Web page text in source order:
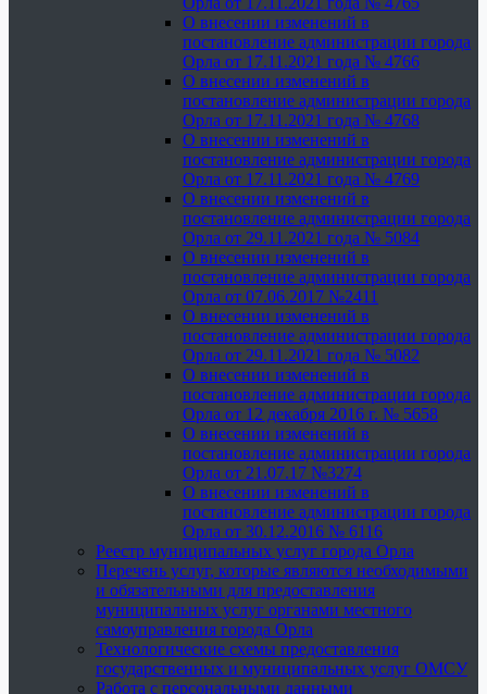
О внесении изменений в
постановление администрации города
Орла от 17.11.2021 года № 4766
О внесении изменений в
постановление администрации города
Орла от 17.11.2021 года № 4768
О внесении изменений в
постановление администрации города
Орла от 17.11.2021 года № 4769
О внесении изменений в
постановление администрации города
Орла от 29.11.2021 года № 5084
О внесении изменений в
постановление администрации города
Орла от 07.06.2017 №2411
О внесении изменений в
постановление администрации города
Орла от 29.11.2021 года № 5082
О внесении изменений в
постановление администрации города
Орла от 12 декабря 2016 г. № 5658
О внесении изменений в
постановление администрации города
Орла от 21.07.17 №3274
О внесении изменений в
постановление администрации города
Орла от 30.12.2016 № 6116
Реестр муниципальных услуг города Орла
Перечень услуг, которые являются необходимыми
и обязательными для предоставления
муниципальных услуг органами местного
самоуправления города Орла
Технологические схемы предоставления
государственных и муниципальных услуг ОМСУ
Работа с персональными данными